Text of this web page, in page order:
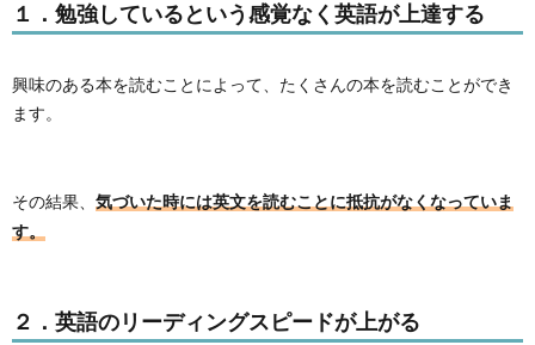
１．勉強しているという感覚なく英語が上達する
興味のある本を読むことによって、たくさんの本を読むことができ
ます。
その結果、 気づいた時には英文を読むことに抵抗がなくなっていま
す。
２．英語のリーディングスピードが上がる